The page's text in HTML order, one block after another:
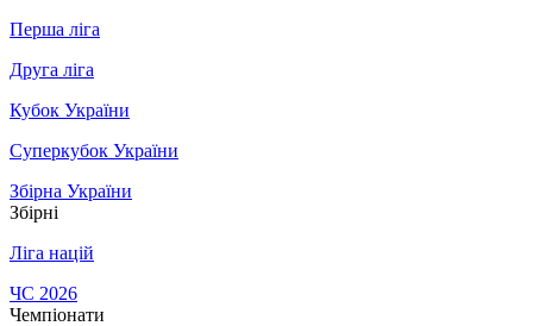
Перша ліга
Друга ліга
Кубок України
Суперкубок України
Збірна України
Збірні
Ліга націй
ЧС 2026
Чемпіонати